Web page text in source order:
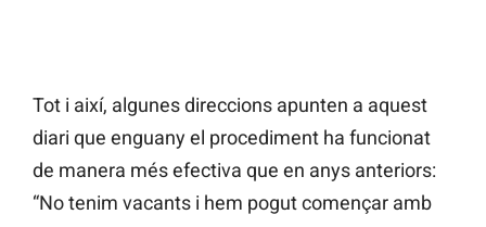
Tot i així, algunes direccions apunten a aquest
diari que enguany el procediment ha funcionat
de manera més efectiva que en anys anteriors:
“No tenim vacants i hem pogut començar amb